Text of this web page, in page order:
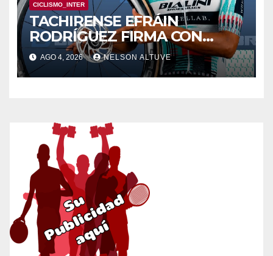
CICLISMO_INTER
TACHIRENSE EFRÁIN
RODRÍGUEZ FIRMA CON
CLUB EUROPEO
AGO 4, 2026 NELSON ALTUVE